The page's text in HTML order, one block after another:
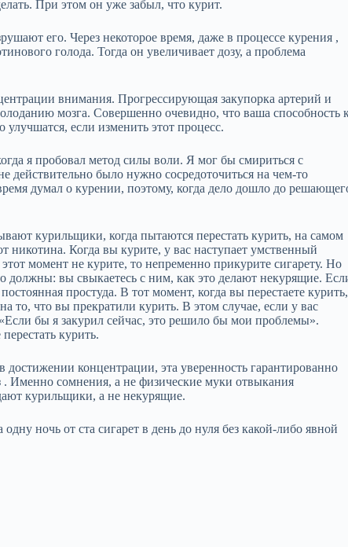
При этом он уже забыл, что курит.
его. Через некоторое время, даже в процессе курения ,
голода. Тогда он увеличивает дозу, а проблема
внимания. Прогрессирующая закупорка артерий и
мозга. Совершенно очевидно, что ваша способность
улучшатся, если изменить этот процесс.
я пробовал метод силы воли. Я мог бы смириться с
действительно было нужно сосредоточиться на чем‑то
думал о курении, поэтому, когда дело дошло до
курильщики, когда пытаются перестать курить, на самом
никотина. Когда вы курите, у вас наступает умственный
момент не курите, то непременно прикурите сигарету. Но
должны: вы свыкаетесь с ним, как это делают некурящие.
простуда. В тот момент, когда вы перестаете курить,
то, что вы прекратили курить. В этом случае, если у вас
бы я закурил сейчас, это решило бы мои проблемы».
курить.
концентрации, эта уверенность гарантированно
. Именно сомнения, а не физические муки отвыкания
курильщики, а не некурящие.
ночь от ста сигарет в день до нуля без какой‑либо явной